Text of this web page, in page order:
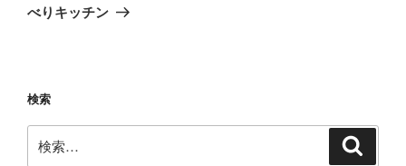
ー
投
べりキッチン
検索
索: